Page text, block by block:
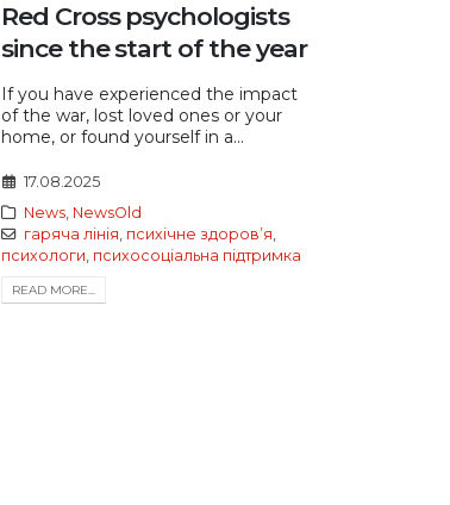
Red Cross psychologists
since the start of the year
If you have experienced the impact
of the war, lost loved ones or your
home, or found yourself in a...
17.08.2025
News, NewsOld
гаряча лінія, психічне здоровʼя,
психологи, психосоціальна підтримка
READ MORE...